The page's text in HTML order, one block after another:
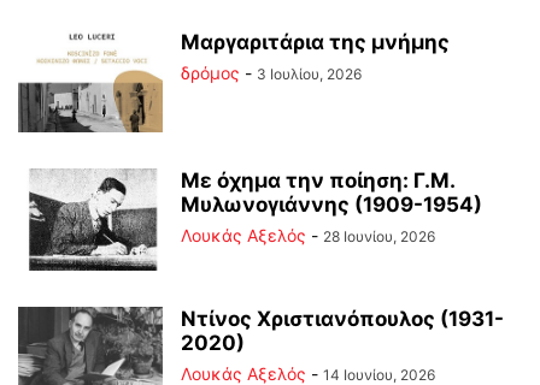
Μαργαριτάρια της μνήμης
δρόμος - 3 Ιουλίου, 2026
Με όχημα την ποίηση: Γ.Μ.
Μυλωνογιάννης (1909-1954)
Λουκάς Αξελός - 28 Ιουνίου, 2026
Ντίνος Χριστιανόπουλος (1931-
2020)
Λουκάς Αξελός - 14 Ιουνίου, 2026